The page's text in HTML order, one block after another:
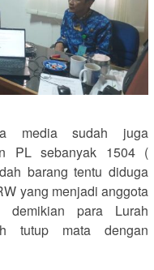
media sudah juga
PL sebanyak 1504 (
barang tentu diduga
yang menjadi anggota
demikian para Lurah
tutup mata dengan